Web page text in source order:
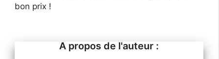
bon prix !